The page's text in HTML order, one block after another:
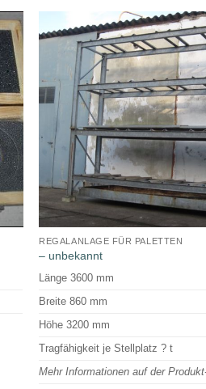
REGALANLAGE FÜR PALETTEN
– unbekannt
Länge 3600 mm
Breite 860 mm
Höhe 3200 mm
Tragfähigkeit je Stellplatz ? t
Mehr Informationen auf der